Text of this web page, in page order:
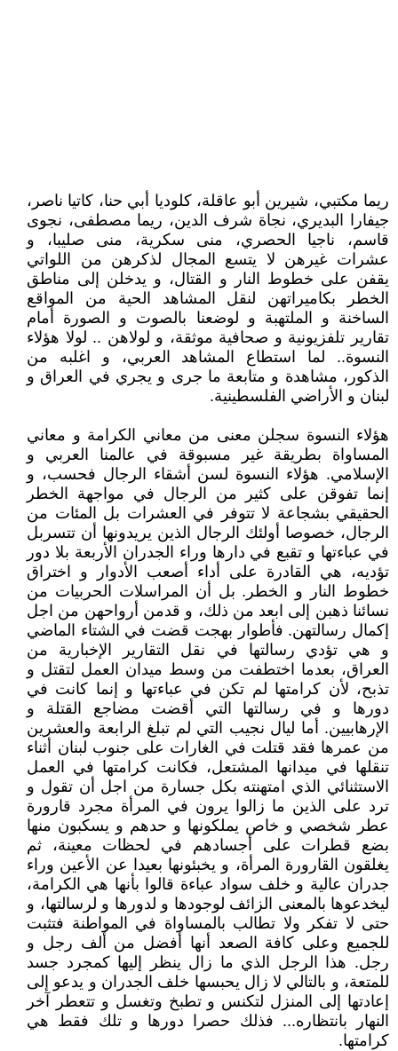
ريما مكتبي، شيرين أبو عاقلة، كلوديا أبي حنا، كاتيا ناصر،
جيفارا البديري، نجاة شرف الدين، ريما مصطفى، نجوى
قاسم، ناجيا الحصري، منى سكرية، منى صليبا، و
عشرات غيرهن لا يتسع المجال لذكرهن من اللواتي
يقفن على خطوط النار و القتال، و يدخلن إلى مناطق
الخطر بكاميراتهن لنقل المشاهد الحية من المواقع
الساخنة و الملتهبة و لوضعنا بالصوت و الصورة أمام
تقارير تلفزيونية و صحافية موثقة، و لولاهن .. لولا هؤلاء
النسوة.. لما استطاع المشاهد العربي، و اغلبه من
الذكور، مشاهدة و متابعة ما جرى و يجري في العراق و
لبنان و الأراضي الفلسطينية.
هؤلاء النسوة سجلن معنى من معاني الكرامة و معاني
المساواة بطريقة غير مسبوقة في عالمنا العربي و
الإسلامي. هؤلاء النسوة لسن أشقاء الرجال فحسب، و
إنما تفوقن على كثير من الرجال في مواجهة الخطر
الحقيقي بشجاعة لا تتوفر في العشرات بل المئات من
الرجال، خصوصا أولئك الرجال الذين يريدونها أن تتسربل
في عباءتها و تقبع في دارها وراء الجدران الأربعة بلا دور
تؤديه، هي القادرة على أداء أصعب الأدوار و اختراق
خطوط النار و الخطر. بل أن المراسلات الحربيات من
نسائنا ذهبن إلى ابعد من ذلك، و قدمن أرواحهن من اجل
إكمال رسالتهن. فأطوار بهجت قضت في الشتاء الماضي
و هي تؤدي رسالتها في نقل التقارير الإخبارية من
العراق، بعدما اختطفت من وسط ميدان العمل لتقتل و
تذبح، لأن كرامتها لم تكن في عباءتها و إنما كانت في
دورها و في رسالتها التي أقضت مضاجع القتلة و
الإرهابيين. أما ليال نجيب التي لم تبلغ الرابعة والعشرين
من عمرها فقد قتلت في الغارات على جنوب لبنان أثناء
تنقلها في ميدانها المشتعل، فكانت كرامتها في العمل
الاستثنائي الذي امتهنته بكل جسارة من اجل أن تقول و
ترد على الذين ما زالوا يرون في المرأة مجرد قارورة
عطر شخصي و خاص يملكونها و حدهم و يسكبون منها
بضع قطرات على أجسادهم في لحظات معينة، ثم
يغلقون القارورة المرأة، و يخبئونها بعيدا عن الأعين وراء
جدران عالية و خلف سواد عباءة قالوا بأنها هي الكرامة،
ليخدعوها بالمعنى الزائف لوجودها و لدورها و لرسالتها، و
حتى لا تفكر ولا تطالب بالمساواة في المواطنة فتثبت
للجميع وعلى كافة الصعد أنها أفضل من ألف رجل و
رجل. هذا الرجل الذي ما زال ينظر إليها كمجرد جسد
للمتعة، و بالتالي لا زال يحبسها خلف الجدران و يدعو إلى
إعادتها إلى المنزل لتكنس و تطبخ وتغسل و تتعطر آخر
النهار بانتظاره... فذلك حصرا دورها و تلك فقط هي
كرامتها.